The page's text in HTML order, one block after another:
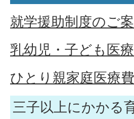
就学援助制度のご
乳幼児・子ども医
ひとり親家庭医療
三子以上にかかる